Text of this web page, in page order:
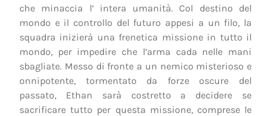
che minaccia l’ intera umanità. Col destino del
mondo e il controllo del futuro appesi a un filo, la
squadra inizierà una frenetica missione in tutto il
mondo, per impedire che l’arma cada nelle mani
sbagliate. Messo di fronte a un nemico misterioso e
onnipotente, tormentato da forze oscure del
passato, Ethan sarà costretto a decidere se
sacrificare tutto per questa missione, comprese le